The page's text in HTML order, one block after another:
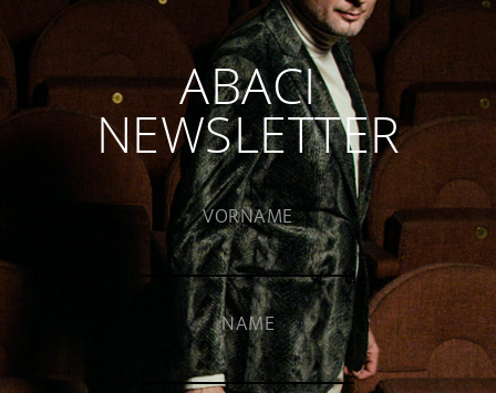
ABACI
NEWSLETTER
VORNAME
NAME